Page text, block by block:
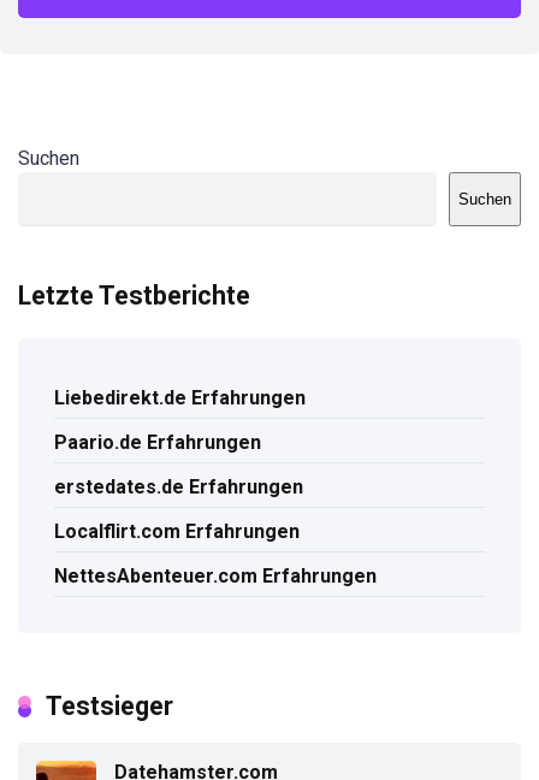
Suchen
Suchen
Letzte Testberichte
Liebedirekt.de Erfahrungen
Paario.de Erfahrungen
erstedates.de Erfahrungen
Localflirt.com Erfahrungen
NettesAbenteuer.com Erfahrungen
Testsieger
Datehamster.com